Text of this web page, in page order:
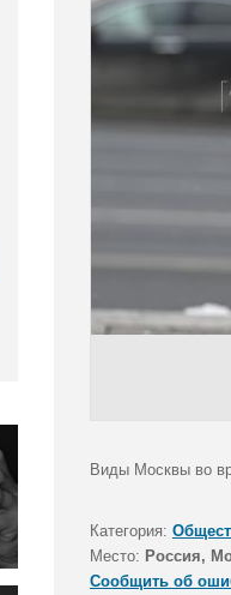
Виды Москвы во
Категория:
Место: Россия,
Сообщить об